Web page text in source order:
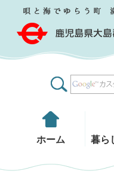
鹿児島県大島郡 瀬戸内町
ホーム 暮ら